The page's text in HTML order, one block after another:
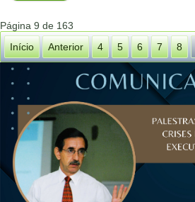
Página 9 de 163
Início
Anterior 4 5 6 7 8